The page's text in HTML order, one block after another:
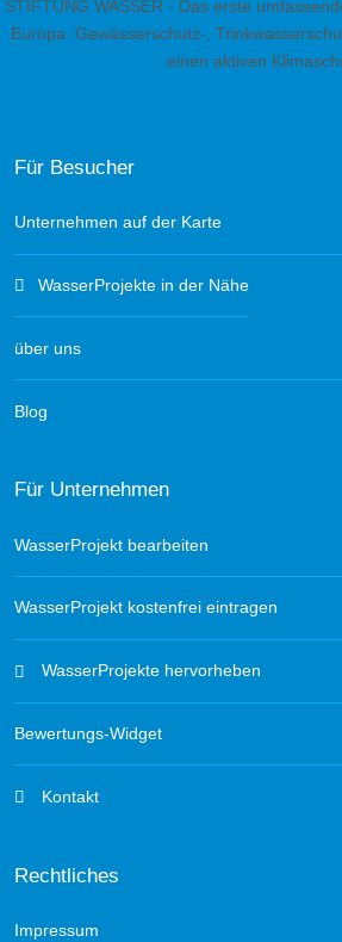
STIFTUNG WASSER - Das erste
Europa. Gewässerschutz-,
einen aktiven
Für Besucher
Unternehmen auf der Karte
WasserProjekte in der Nähe
über uns
Blog
Für Unternehmen
WasserProjekt bearbeiten
WasserProjekt kostenfrei eintragen
WasserProjekte hervorheben
Bewertungs-Widget
Kontakt
Rechtliches
Impressum